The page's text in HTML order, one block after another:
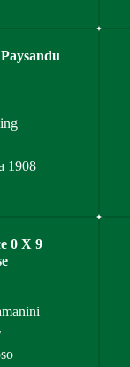
1908
0 X 9